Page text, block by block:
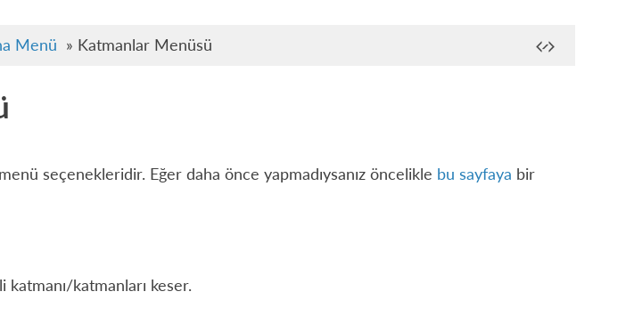
Menü » Katmanlar Menüsü
seçenekleridir. Eğer daha önce yapmadıysanız öncelikle bu sayfaya bir
katmanları keser.